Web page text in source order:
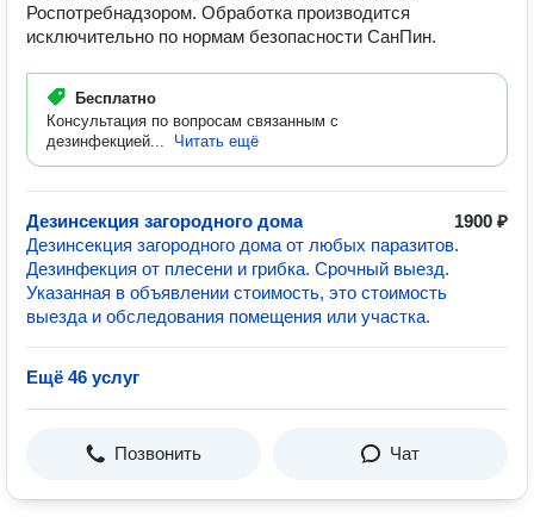
Роспотребнадзором. Обработка производится
исключительно по нормам безопасности СанПин.
Бесплатно
Консультация по вопросам связанным с
дезинфекцией...
Читать ещё
Дезинсекция загородного дома
1900 ₽
Дезинсекция загородного дома от любых паразитов.
Дезинфекция от плесени и грибка. Срочный выезд.
Указанная в объявлении стоимость, это стоимость
выезда и обследования помещения или участка.
Ещё 46 услуг
Позвонить Чат